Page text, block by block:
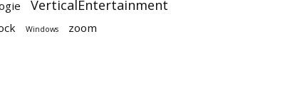
VerticalEntertainment
Windows zoom